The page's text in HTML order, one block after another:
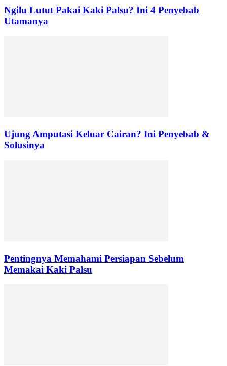
Ngilu Lutut Pakai Kaki Palsu? Ini 4 Penyebab
Utamanya
Ujung Amputasi Keluar Cairan? Ini Penyebab &
Solusinya
Pentingnya Memahami Persiapan Sebelum
Memakai Kaki Palsu